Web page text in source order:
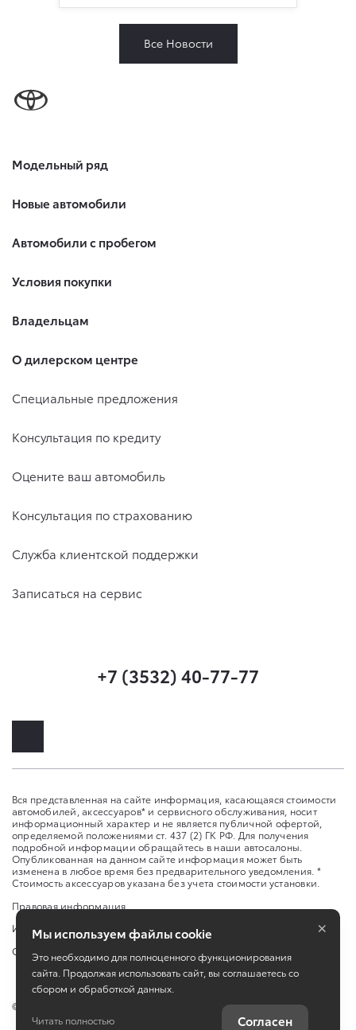
Все Новости
Модельный ряд
Новые автомобили
Автомобили с пробегом
Условия покупки
Владельцам
О дилерском центре
Специальные предложения
Консультация по кредиту
Оцените ваш автомобиль
Консультация по страхованию
Служба клиентской поддержки
Записаться на сервис
+7 (3532) 40-77-77
Вся представленная на сайте информация, касающаяся стоимости
автомобилей, аксессуаров* и сервисного обслуживания, носит
информационный характер и не является публичной офертой,
определяемой положениями ст. 437 (2) ГК РФ. Для получения
подробной информации обращайтесь в наши автосалоны.
Опубликованная на данном сайте информация может быть
изменена в любое время без предварительного уведомления. *
Стоимость аксессуаров указана без учета стоимости установки.
Правовая информация
Изменить настройку cookies
Сбросить cookie
©
Мы используем файлы cookie
Это необходимо для полноценного функционирования
сайта. Продолжая использовать сайт, вы соглашаетесь со
сбором и обработкой данных.
Читать полностью Согласен
×